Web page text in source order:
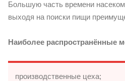
Большую часть времени
выходя на поиски пищи
Наиболее распространённые
производственные цеха;